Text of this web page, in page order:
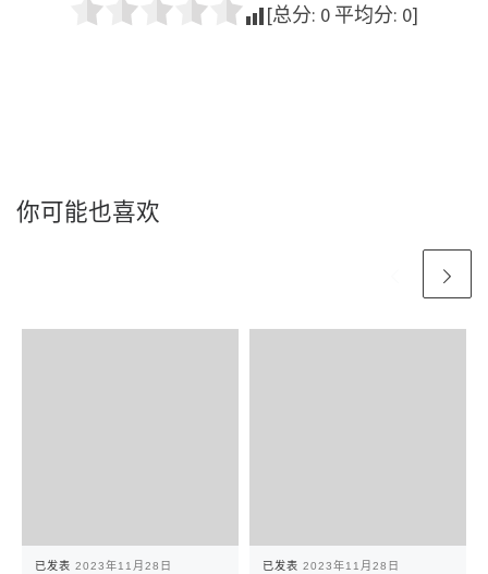
[总分: 0 平均分: 0]
你可能也喜欢
已发表 2023年11月28日 已发表 2023年11月28日